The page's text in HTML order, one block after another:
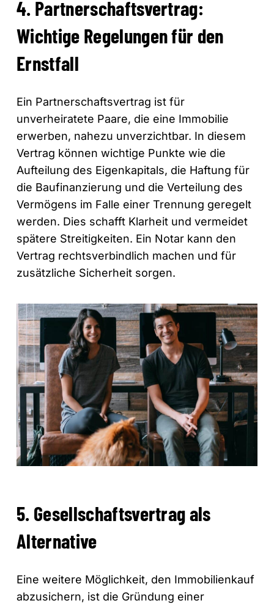
4. Partnerschaftsvertrag:
Wichtige Regelungen für den
Ernstfall
Ein Partnerschaftsvertrag ist für
unverheiratete Paare, die eine Immobilie
erwerben, nahezu unverzichtbar. In diesem
Vertrag können wichtige Punkte wie die
Aufteilung des Eigenkapitals, die Haftung für
die Baufinanzierung und die Verteilung des
Vermögens im Falle einer Trennung geregelt
werden. Dies schafft Klarheit und vermeidet
spätere Streitigkeiten. Ein Notar kann den
Vertrag rechtsverbindlich machen und für
zusätzliche Sicherheit sorgen.
5. Gesellschaftsvertrag als
Alternative
Eine weitere Möglichkeit, den Immobilienkauf
abzusichern, ist die Gründung einer